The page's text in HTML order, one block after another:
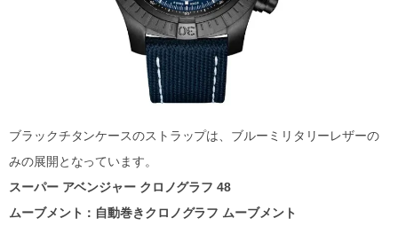
ブラックチタンケースのストラップは、ブルーミリタリーレザーの
みの展開となっています。
スーパー アベンジャー クロノグラフ 48
ムーブメント：自動巻きクロノグラフ ムーブメント